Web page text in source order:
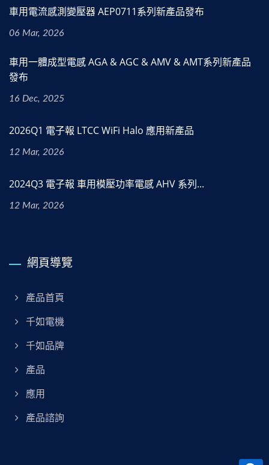
車用電流感測變壓器 AEP0711系列新產品發布
06 Mar, 2026
車用一體成型電感 AGA & AGC & AMV & AMT系列新產品
發布
16 Dec, 2025
2026Q1 電子報 LTCC WiFi Halo 應用新產品
12 Mar, 2026
2024Q3 電子報 車用模壓功率電感 AHV 系列...
12 Mar, 2026
網頁導覽
產品首頁
千如電機
千如品牌
產品
應用
產品諮詢